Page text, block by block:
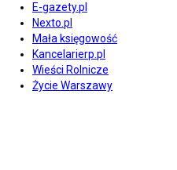
E-gazety.pl
Nexto.pl
Mała księgowość
Kancelarierp.pl
Wieści Rolnicze
Życie Warszawy